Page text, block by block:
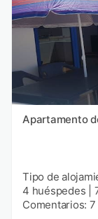
Apartamento
Tipo de
4 huéspedes
Comentarios: 7